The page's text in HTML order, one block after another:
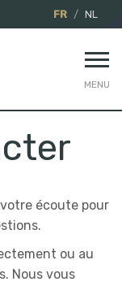
FR NL
MENU
écoute pour
ou au
Nous vous